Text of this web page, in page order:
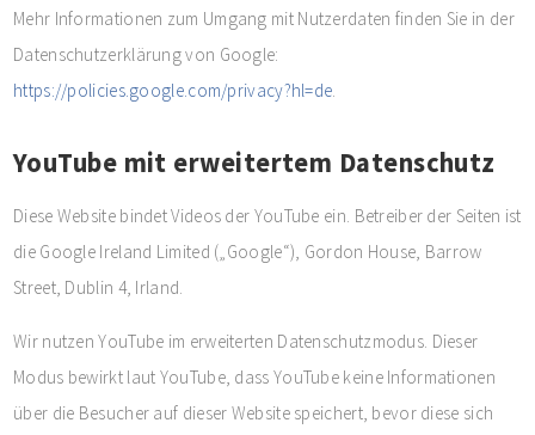
Mehr Informationen zum Umgang mit Nutzerdaten finden Sie in der
Datenschutzerklärung von Google:
https://policies.google.com/privacy?hl=de
YouTube mit erweitertem Datenschutz
Diese Website bindet Videos der YouTube ein. Betreiber der Seiten ist
die Google Ireland Limited („Google“), Gordon House, Barrow
Street, Dublin 4, Irland.
Wir nutzen YouTube im erweiterten Datenschutzmodus. Dieser
Modus bewirkt laut YouTube, dass YouTube keine Informationen
über die Besucher auf dieser Website speichert, bevor diese sich